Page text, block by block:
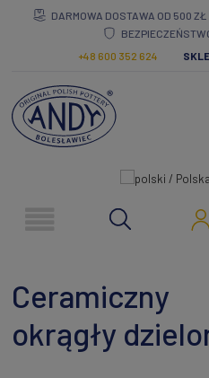
DARMOWA DOSTAWA OD 500 ZŁ
+48 600 352 624
okrągły